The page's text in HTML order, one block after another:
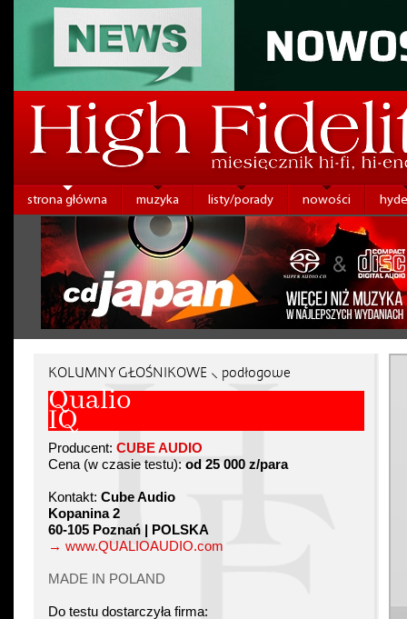
strona główna muzyka listy/porady nowości
KOLUMNY GŁOŚNIKOWE ⸜ podłogowe
Qualio
IQ
Producent: CUBE AUDIO
Cena (w czasie testu): od 25 000 z/para
Kontakt: Cube Audio
Kopanina 2
60-105 Poznań | POLSKA
→ www.QUALIOAUDIO.com
MADE IN POLAND
Do testu dostarczyła firma: